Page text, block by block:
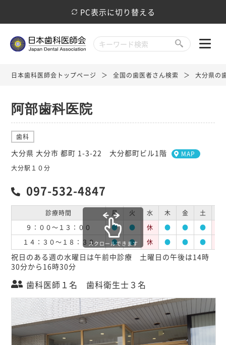
PC表示に切り替える
日本歯科医師会トップページ 全国の歯医者さん検索 大分県の
阿部歯科医院
歯科
大分県 大分市 都町 1-3-22 大分都町ビル1階
MAP
大分駅１０分
097-532-4847
診療時間 月 火 水 木 金 土
９：００～１３：００
● ● 休 ● ● ●
１４：３０～１８：３０
● ● 休 ● ● ●
スクロールできます
祝日のある週の水曜日は午前中診療 土曜日の午後は14時
30分から16時30分
歯科医師１名 歯科衛生士３名